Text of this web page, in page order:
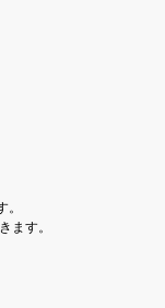
ます。